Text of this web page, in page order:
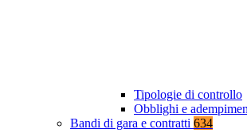
Tipologie di controllo
Obblighi e
Bandi di gara e contratti 634